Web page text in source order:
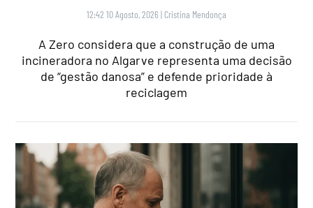
12:42 10 Agosto, 2026 | Cristina Mendonça
A Zero considera que a construção de uma
incineradora no Algarve representa uma decisão
de “gestão danosa” e defende prioridade à
reciclagem